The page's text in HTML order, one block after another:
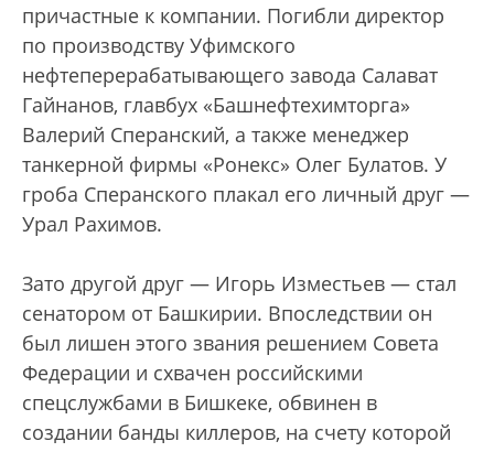
причастные к компании. Погибли директор
по производству Уфимского
нефтеперерабатывающего завода Салават
Гайнанов, главбух «Башнефтехимторга»
Валерий Сперанский, а также менеджер
танкерной фирмы «Ронекс» Олег Булатов. У
гроба Сперанского плакал его личный друг —
Урал Рахимов.
Зато другой друг — Игорь Изместьев — стал
сенатором от Башкирии. Впоследствии он
был лишен этого звания решением Совета
Федерации и схвачен российскими
спецслужбами в Бишкеке, обвинен в
создании банды киллеров, на счету которой